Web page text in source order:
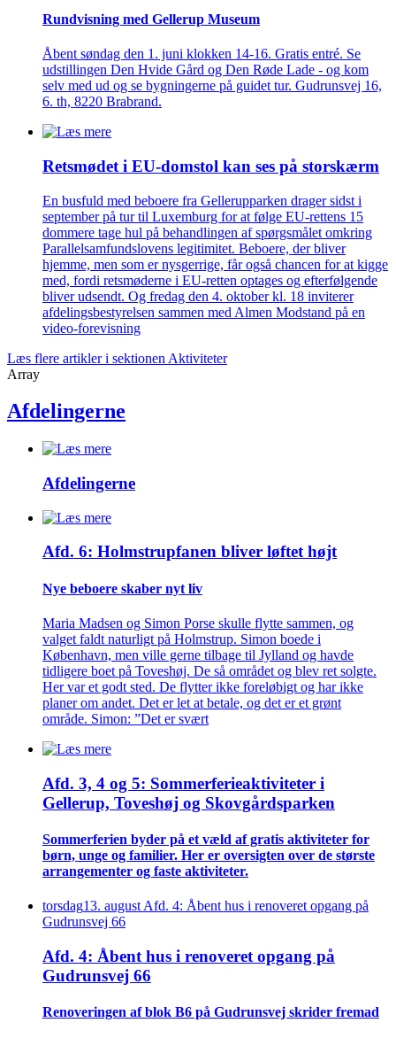
Rundvisning med Gellerup Museum
Åbent søndag den 1. juni klokken 14-16. Gratis entré. Se
udstillingen Den Hvide Gård og Den Røde Lade - og kom
selv med ud og se bygningerne på guidet tur. Gudrunsvej 16,
6. th, 8220 Brabrand.
Retsmødet i EU-domstol kan ses på storskærm
En busfuld med beboere fra Gellerupparken drager sidst i
september på tur til Luxemburg for at følge EU-rettens 15
dommere tage hul på behandlingen af spørgsmålet omkring
Parallelsamfundslovens legitimitet. Beboere, der bliver
hjemme, men som er nysgerrige, får også chancen for at kigge
med, fordi retsmøderne i EU-retten optages og efterfølgende
bliver udsendt. Og fredag den 4. oktober kl. 18 inviterer
afdelingsbestyrelsen sammen med Almen Modstand på en
video-forevisning
Læs flere artikler i sektionen Aktiviteter
Array
Afdelingerne
Afdelingerne
Afd. 6: Holmstrupfanen bliver løftet højt
Nye beboere skaber nyt liv
Maria Madsen og Simon Porse skulle flytte sammen, og
valget faldt naturligt på Holmstrup. Simon boede i
København, men ville gerne tilbage til Jylland og havde
tidligere boet på Toveshøj. De så området og blev ret solgte.
Her var et godt sted. De flytter ikke foreløbigt og har ikke
planer om andet. Det er let at betale, og det er et grønt
område. Simon: ”Det er svært
Afd. 3, 4 og 5: Sommer­ferie­aktiviteter i
Gellerup, Toveshøj og Skovgårds­parken
Sommer­ferien byder på et væld af gratis aktiviteter for
børn, unge og familier. Her er oversigten over de største
arrangementer og faste aktiviteter.
torsdag13. august Afd. 4: Åbent hus i renoveret opgang på
Gudrunsvej 66
Afd. 4: Åbent hus i renoveret opgang på
Gudrunsvej 66
Renove­ringen af blok B6 på Gudrunsvej skrider fremad